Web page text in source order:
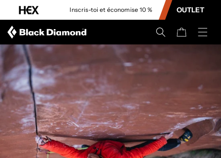
CONTENU
Inscris-toi et économise 10 % OUTLET
Panier